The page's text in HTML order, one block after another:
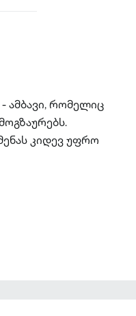
ამბავი, რომელიც
კიდევ უფრო